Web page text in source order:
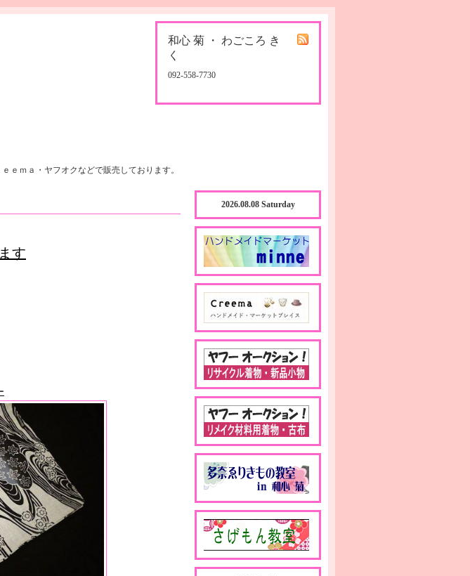
和心 菊 ・ わごころ き
く
092-558-7730
ｅｍａ・ヤフオクなどで販売しております。
す
2026.08.08 Saturday